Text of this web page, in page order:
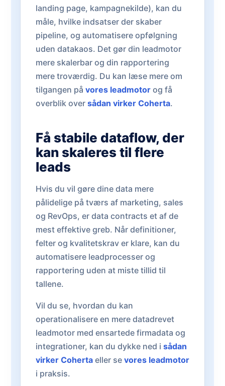
landing page, kampagnekilde), kan du
måle, hvilke indsatser der skaber
pipeline, og automatisere opfølgning
uden datakaos. Det gør din leadmotor
mere skalerbar og din rapportering
mere troværdig. Du kan læse mere om
tilgangen på vores leadmotor og få
overblik over sådan virker Coherta.
Få stabile dataflow, der
kan skaleres til flere
leads
Hvis du vil gøre dine data mere
pålidelige på tværs af marketing, sales
og RevOps, er data contracts et af de
mest effektive greb. Når definitioner,
felter og kvalitetskrav er klare, kan du
automatisere leadprocesser og
rapportering uden at miste tillid til
tallene.
Vil du se, hvordan du kan
operationalisere en mere datadrevet
leadmotor med ensartede firmadata og
integrationer, kan du dykke ned i sådan
virker Coherta eller se vores leadmotor
i praksis.